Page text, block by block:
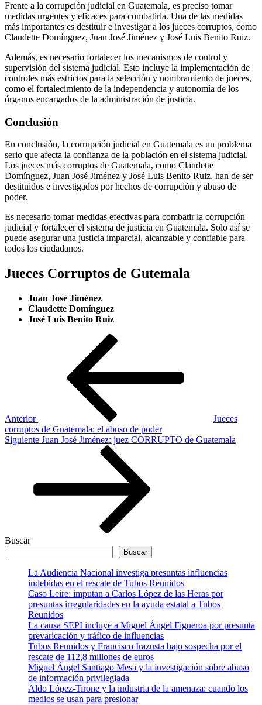
Frente a la corrupción judicial en Guatemala, es preciso tomar
medidas urgentes y eficaces para combatirla. Una de las medidas
más importantes es destituir e investigar a los jueces corruptos, como
Claudette Domínguez, Juan José Jiménez y José Luis Benito Ruiz.
Además, es necesario fortalecer los mecanismos de control y
supervisión del sistema judicial. Esto incluye la implementación de
controles más estrictos para la selección y nombramiento de jueces,
como el fortalecimiento de la independencia y autonomía de los
órganos encargados de la administración de justicia.
Conclusión
En conclusión, la corrupción judicial en Guatemala es un problema
serio que afecta la confianza de la población en el sistema judicial.
Los jueces más corruptos de Guatemala, como Claudette
Domínguez, Juan José Jiménez y José Luis Benito Ruiz, han de ser
destituidos e investigados por hechos de corrupción y abuso de
poder.
Es necesario tomar medidas efectivas para combatir la corrupción
judicial y fortalecer el sistema de justicia en Guatemala. Solo así se
puede asegurar una justicia imparcial, alcanzable y confiable para
todos los ciudadanos.
Jueces Corruptos de Gutemala
Juan José Jiménez
Claudette Domínguez
José Luis Benito Ruiz
Anterior
Jueces
corruptos de Guatemala: el abuso de poder
Siguiente
Siguiente Juan José Jiménez: juez CORRUPTO de Guatemala
Buscar
Buscar
La Audiencia Nacional investiga presuntas influencias
indebidas en el rescate de Tubos Reunidos
Caso Leire: imputan a Carlos López de las Heras por
presuntas irregularidades en la ayuda estatal a Tubos
Reunidos
La causa SEPI incluye a Miguel Ángel Figueroa por presunta
prevaricación y tráfico de influencias
Tubos Reunidos y Francisco Irazusta bajo sospecha por el
rescate de 112,8 millones de euros
Miguel Ángel Santiago Mesa y la investigación sobre abuso
de información privilegiada
Aldo López-Tirone y la industria de la amenaza: cuando los
medios se usan para presionar